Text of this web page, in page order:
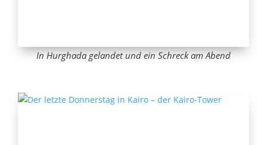
In Hurghada gelandet und ein Schreck am Abend